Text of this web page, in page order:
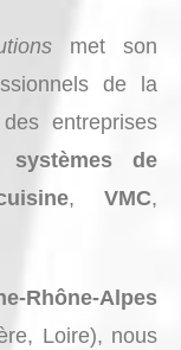
met son
de la
entreprises
systèmes de
,VMC,
Rhône-Alpes
Loire), nous